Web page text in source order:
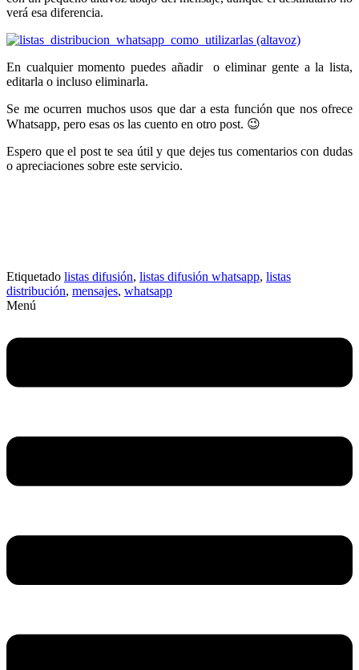
verá esa diferencia.
En cualquier momento puedes añadir o eliminar gente a la lista,
editarla o incluso eliminarla.
Se me ocurren muchos usos que dar a esta función que nos ofrece
Whatsapp, pero esas os las cuento en otro post. 😉
Espero que el post te sea útil y que dejes tus comentarios con dudas
o apreciaciones sobre este servicio.
Etiquetado listas difusión, listas difusión whatsapp, listas
distribución, mensajes, whatsapp
Menú